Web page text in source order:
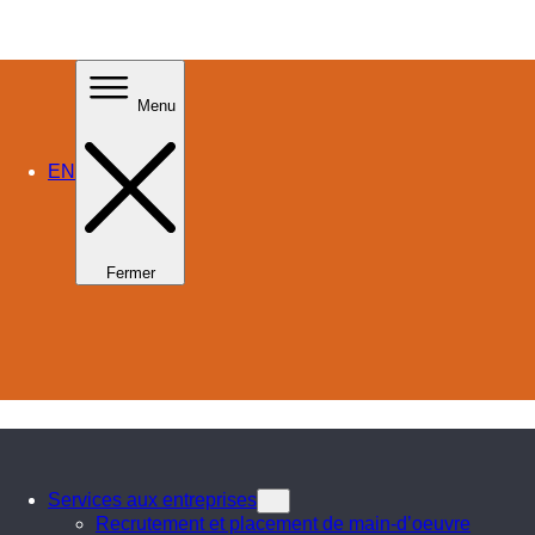
EN
Menu
Fermer
Services aux entreprises
Recrutement et placement de main-d’oeuvre